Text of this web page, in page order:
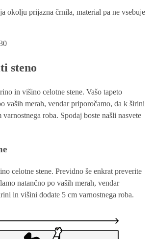
okolju prijazna črnila, material pa ne vsebuje
steno
in višino celotne stene. Vašo tapeto
vaših merah, vendar priporočamo, da k širini
roba. Spodaj boste našli nasvete
celotne stene. Previdno še enkrat preverite
natančno po vaših merah, vendar
in višini dodate 5 cm varnostnega roba.